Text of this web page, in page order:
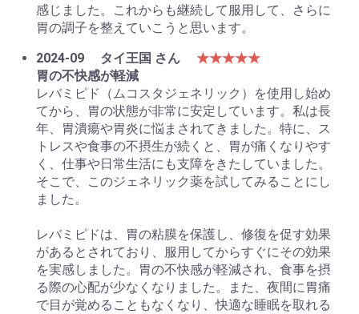
感じました。これからも継続して服用して、さらに
胃の調子を整えていこうと思います。
2024-09
タイ王国 さん
★★★★★
胃の不快感が軽減
レバミピド（ムコスタジェネリック）を使用し始め
てから、胃の状態が非常に安定しています。私は長
年、胃潰瘍や胃炎に悩まされてきました。特に、ス
トレスや食事の不摂生が続くと、胃が痛くなりやす
く、仕事や日常生活にも支障をきたしていました。
そこで、このジェネリック薬を試してみることにし
ました。
レバミピドは、胃の粘膜を保護し、修復を促す効果
があるとされており、服用してからすぐにその効果
を実感しました。胃の不快感が軽減され、食事を摂
る際の心配が少なくなりました。また、夜間に胃痛
で目が覚めることもなくなり、快適な睡眠を取れる